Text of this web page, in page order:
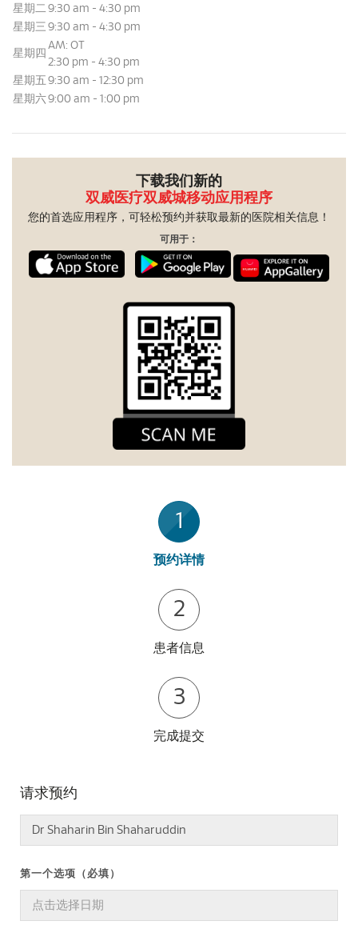
星期二 9:30 am - 4:30 pm
星期三 9:30 am - 4:30 pm
星期四
AM: OT
2:30 pm - 4:30 pm
星期五 9:30 am - 12:30 pm
星期六9:00 am - 1:00 pm
下载我们新的
双威医疗双威城移动应用程序
您的首选应用程序，可轻松预约并获取最新的医院相关信息！
可用于：
1
预约详情
2
患者信息
3
完成提交
请求预约
第一个选项（必填）